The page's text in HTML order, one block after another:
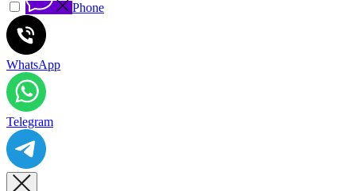
Phone
WhatsApp
Telegram